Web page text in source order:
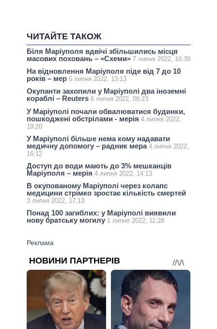
ЧИТАЙТЕ ТАКОЖ
Біля Маріуполя вдвічі збільшились місця
масових поховань – «Схеми» 7 липня 2022, 16:39
На відновлення Маріуполя піде від 7 до 10
років – мер 6 липня 2022, 13:13
Окупанти захопили у Маріуполі два іноземні
кораблі – Reuters 6 липня 2022, 08:23
У Маріуполі почали обвалюватися будинки,
пошкоджені обстрілами - мерія 4 липня 2022,
19:20
У Маріуполі більше нема кому надавати
медичну допомогу – радник мера 4 липня 2022,
16:12
Доступ до води мають до 3% мешканців
Маріуполя – мерія 4 липня 2022, 14:13
В окупованому Маріуполі через колапс
медицини стрімко зростає кількість смертей
3 липня 2022, 17:13
Понад 100 загиблих: у Маріуполі виявили
нову братську могилу 1 липня 2022, 11:28